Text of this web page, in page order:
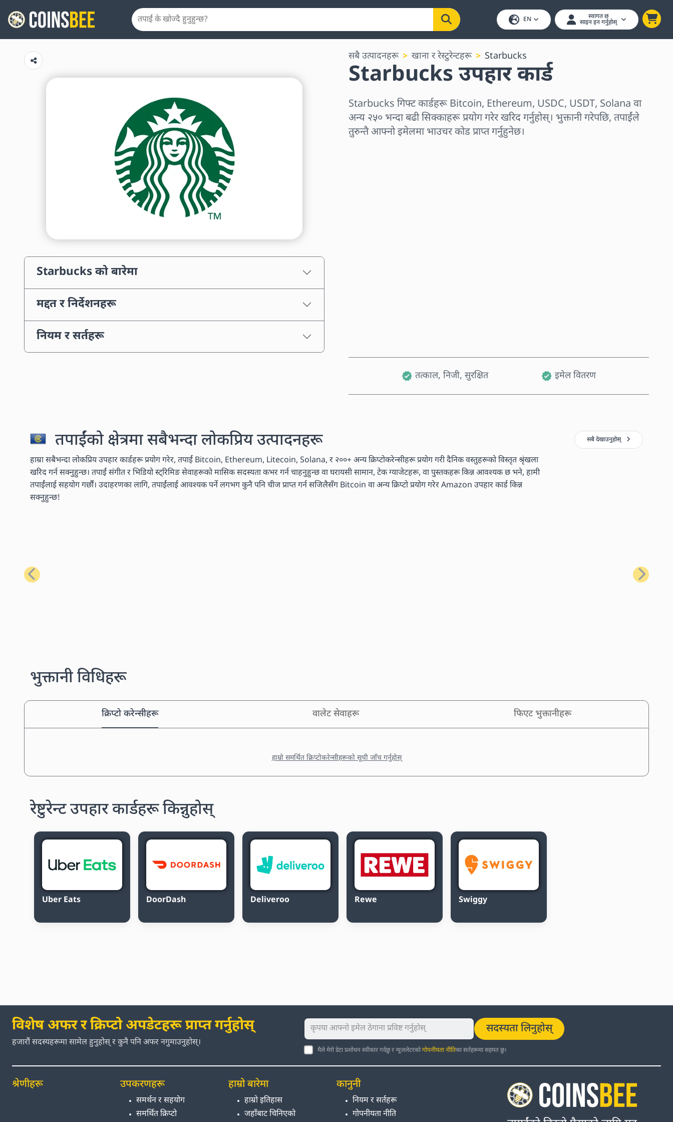
EN स्वागत छ
साइन इन गर्नुहोस्
Starbucks को बारेमा
मद्दत र निर्देशनहरू
नियम र सर्तहरू
सबै उत्पादनहरू खाना र रेस्टुरेन्टहरू Starbucks
Starbucks उपहार कार्ड
Starbucks गिफ्ट कार्डहरू Bitcoin, Ethereum, USDC, USDT, Solana वा
अन्य २५० भन्दा बढी सिक्काहरू प्रयोग गरेर खरिद गर्नुहोस्। भुक्तानी गरेपछि, तपाईंले
तुरुन्तै आफ्नो इमेलमा भाउचर कोड प्राप्त गर्नुहुनेछ।
तत्काल, निजी, सुरक्षित इमेल वितरण
तपाईंको क्षेत्रमा सबैभन्दा लोकप्रिय उत्पादनहरू
हाम्रा सबैभन्दा लोकप्रिय उपहार कार्डहरू प्रयोग गरेर, तपाईं Bitcoin, Ethereum, Litecoin, Solana, र २००+ अन्य क्रिप्टोकरेन्सीहरू प्रयोग गरी दैनिक वस्तुहरूको विस्तृत श्रृंखला
खरिद गर्न सक्नुहुन्छ। तपाईं संगीत र भिडियो स्ट्रिमिङ सेवाहरूको मासिक सदस्यता कभर गर्न चाहनुहुन्छ वा घरायसी सामान, टेक ग्याजेटहरू, वा पुस्तकहरू किन्न आवश्यक छ भने, हामी
तपाईंलाई सहयोग गर्छौं। उदाहरणका लागि, तपाईंलाई आवश्यक पर्ने लगभग कुनै पनि चीज प्राप्त गर्न सजिलैसँग Bitcoin वा अन्य क्रिप्टो प्रयोग गरेर Amazon उपहार कार्ड किन्न
सक्नुहुन्छ!
सबै देखाउनुहोस्
अघिल्लो अर्को
भुक्तानी विधिहरू
क्रिप्टो करेन्सीहरू वालेट सेवाहरू फिएट भुक्तानीहरू
हाम्रो समर्थित क्रिप्टोकरेन्सीहरूको सूची जाँच गर्नुहोस्
रेष्टुरेन्ट उपहार कार्डहरू किन्नुहोस्
Uber Eats DoorDash Deliveroo Rewe Swiggy
विशेष अफर र क्रिप्टो अपडेटहरू प्राप्त गर्नुहोस्
हजारौं सदस्यहरूमा सामेल हुनुहोस् र कुनै पनि अफर नगुमाउनुहोस्।
सदस्यता लिनुहोस्
मैले मेरो डेटा प्रशोधन स्वीकार गर्दछु र न्यूजलेटरकोगोपनीयता नीतिका सर्तहरूमा सहमत छु।
श्रेणीहरू उपकरणहरू
समर्थन र सहयोग
समर्थित क्रिप्टो
हाम्रो बारेमा
हाम्रो इतिहास
जहाँबाट चिनिएको
कानुनी
नियम र सर्तहरू
गोपनीयता नीति